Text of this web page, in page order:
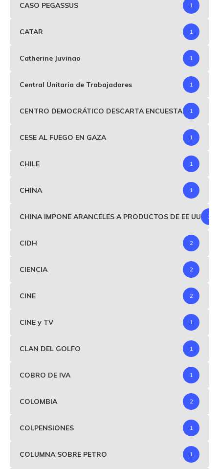
CASO PEGASSUS 1
CATAR 1
Catherine Juvinao 1
Central Unitaria de Trabajadores 1
CENTRO DEMOCRÁTICO DESCARTA ENCUESTA 1
CESE AL FUEGO EN GAZA 1
CHILE 1
CHINA 1
CHINA IMPONE ARANCELES A PRODUCTOS DE EE UU 1
CIDH 2
CIENCIA 2
CINE 2
CINE y TV 1
CLAN DEL GOLFO 1
COBRO DE IVA 1
COLOMBIA 2
COLPENSIONES 1
COLUMNA SOBRE PETRO 1